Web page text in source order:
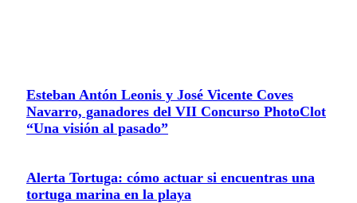
Esteban Antón Leonis y José Vicente Coves
Navarro, ganadores del VII Concurso PhotoClot
“Una visión al pasado”
Alerta Tortuga: cómo actuar si encuentras una
tortuga marina en la playa